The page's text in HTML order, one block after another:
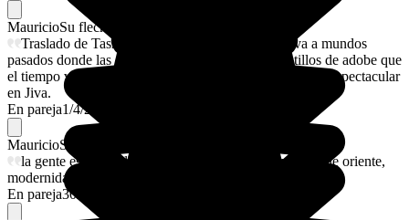
MauricioSu flechazo
Traslado de Tashkent a Jiva y el desierto nos lleva a mundos
pasados donde las caravanas hacían parada en castillos de adobe que
el tiempo va disolviendo para terminar con un atardecer espectacular
en Jiva.
En pareja1/4/2026
MauricioSu flechazo
la gente es maravillosa, su gastronomía y esa mezcla de oriente,
modernidad y el mundo soviético la hace excepcional.
En pareja30/3/2026